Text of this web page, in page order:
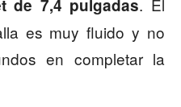
de 7,4 pulgadas. El
es muy fluido y no
en completar la